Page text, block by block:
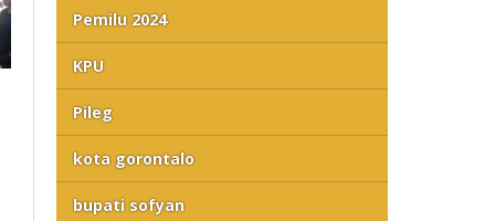
Pemilu 2024
KPU
Pileg
kota gorontalo
bupati sofyan